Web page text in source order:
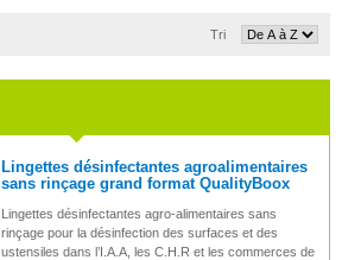
Tri
Lingettes désinfectantes agroalimentaires
sans rinçage grand format QualityBoox
Lingettes désinfectantes agro-alimentaires sans
rinçage pour la désinfection des surfaces et des
ustensiles dans l’I.A.A, les C.H.R et les commerces de